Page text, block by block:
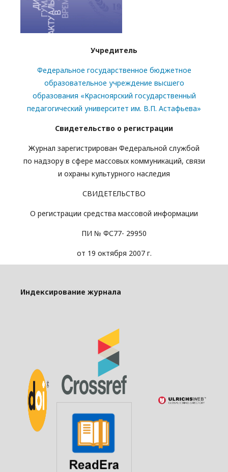
Учредитель
Федеральное государственное бюджетное
образовательное учреждение высшего
образования «Красноярский государственный
педагогический университет им. В.П. Астафьева»
Свидетельство о регистрации
Журнал зарегистрирован Федеральной службой
по надзору в сфере массовых коммуникаций, связи
и охраны культурного наследия
СВИДЕТЕЛЬСТВО
О регистрации средства массовой информации
ПИ № ФС77- 29950
от 19 октября 2007 г.
Индексирование журнала